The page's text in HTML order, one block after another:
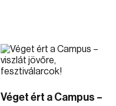
Véget ért a Campus –